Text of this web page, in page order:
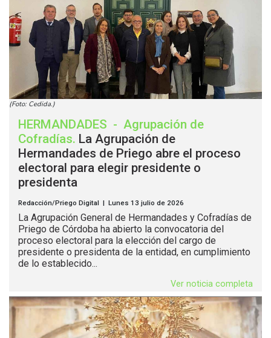
(Foto: Cedida.)
HERMANDADES - Agrupación de
Cofradías. La Agrupación de
Hermandades de Priego abre el proceso
electoral para elegir presidente o
presidenta
Redacción/Priego Digital | Lunes 13 julio de 2026
La Agrupación General de Hermandades y Cofradías de
Priego de Córdoba ha abierto la convocatoria del
proceso electoral para la elección del cargo de
presidente o presidenta de la entidad, en cumplimiento
de lo establecido...
Ver noticia completa